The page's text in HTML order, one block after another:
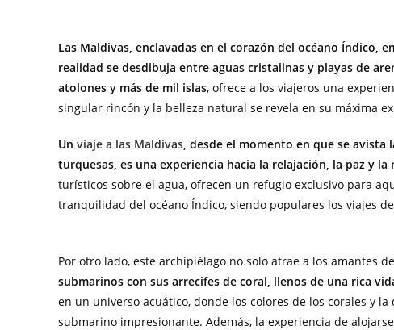
Las Maldivas, enclavadas en el corazón del océano Índico,
realidad se desdibuja entre aguas cristalinas y playas de
atolones y más de mil islas, ofrece a los viajeros una
singular rincón y la belleza natural se revela en su máxima
Un viaje a las Maldivas, desde el momento en que se avista
turquesas, es una experiencia hacia la relajación, la paz y la
turísticos sobre el agua, ofrecen un refugio exclusivo para
tranquilidad del océano Índico, siendo populares los viajes
Por otro lado, este archipiélago no solo atrae a los amantes
submarinos con sus arrecifes de coral, llenos de una rica
en un universo acuático, donde los colores de los corales y
submarino impresionante. Además, la experiencia de